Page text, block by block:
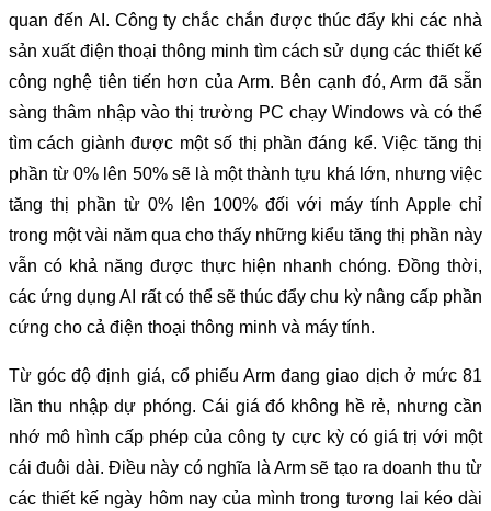
quan đến AI. Công ty chắc chắn được thúc đẩy khi các nhà
sản xuất điện thoại thông minh tìm cách sử dụng các thiết kế
công nghệ tiên tiến hơn của Arm. Bên cạnh đó, Arm đã sẵn
sàng thâm nhập vào thị trường PC chạy Windows và có thể
tìm cách giành được một số thị phần đáng kể. Việc tăng thị
phần từ 0% lên 50% sẽ là một thành tựu khá lớn, nhưng việc
tăng thị phần từ 0% lên 100% đối với máy tính Apple chỉ
trong một vài năm qua cho thấy những kiểu tăng thị phần này
vẫn có khả năng được thực hiện nhanh chóng. Đồng thời,
các ứng dụng AI rất có thể sẽ thúc đẩy chu kỳ nâng cấp phần
cứng cho cả điện thoại thông minh và máy tính.
Từ góc độ định giá, cổ phiếu Arm đang giao dịch ở mức 81
lần thu nhập dự phóng. Cái giá đó không hề rẻ, nhưng cần
nhớ mô hình cấp phép của công ty cực kỳ có giá trị với một
cái đuôi dài. Điều này có nghĩa là Arm sẽ tạo ra doanh thu từ
các thiết kế ngày hôm nay của mình trong tương lai kéo dài